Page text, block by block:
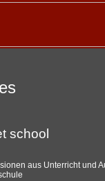
school
aus Unterricht und